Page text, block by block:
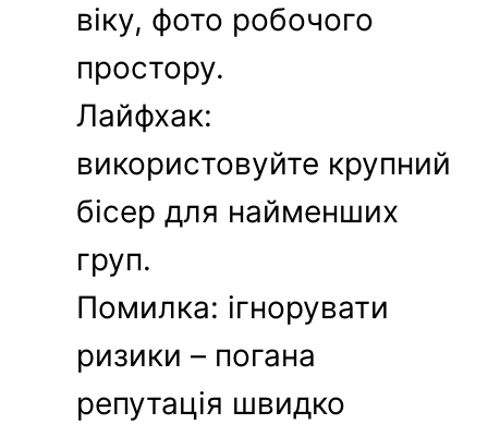
віку, фото робочого
простору.
Лайфхак:
використовуйте крупний
бісер для найменших
груп.
Помилка: ігнорувати
ризики – погана
репутація швидко